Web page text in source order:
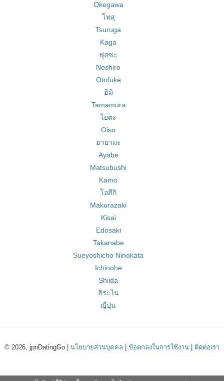
Okegawa
โทสุ
Tsuruga
Kaga
ฟุสซะ
Noshiro
Otofuke
ฮิมิ
Tamamura
ไยตะ
Oiso
ฮายามะ
Ayabe
Matsubushi
Kamo
โอสึกิ
Makurazaki
Kisai
Edosaki
Takanabe
Sueyoshicho Ninokata
Ichinohe
Shiida
ฮิระไน
ญี่ปุ่น
© 2026, jpnDatingGo | นโยบายส่วนบุคคล ข้อตกลงในการใช้งาน ติดต่อเรา